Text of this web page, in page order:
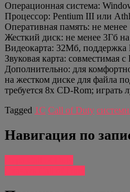
Операционная система:
Процессор: Pentium III или
Оперативная память: не
Жесткий диск: не менее 3Гб
Видеокарта: 32Мб, поддержка
Звуковая карта: совместимая
Дополнительно: для
на жестком диске для файла
требуется 8x CD-Rom;
Tagged 1С Call of Duty
Навигация по